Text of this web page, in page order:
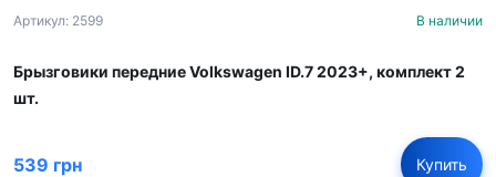
Артикул: 2599 В наличии
Брызговики передние Volkswagen ID.7 2023+, комплект 2
шт.
539 грн Купить